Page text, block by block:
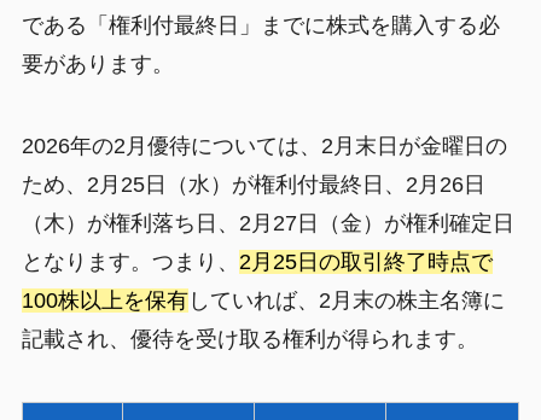
である「権利付最終日」までに株式を購入する必
要があります。
2026年の2月優待については、2月末日が金曜日の
ため、2月25日（水）が権利付最終日、2月26日
（木）が権利落ち日、2月27日（金）が権利確定日
となります。つまり、 2月25日の取引終了時点で
100株以上を保有していれば、2月末の株主名簿に
記載され、優待を受け取る権利が得られます。